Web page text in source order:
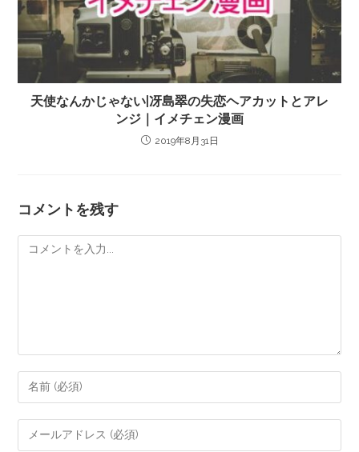
天使なんかじゃない|冴島翠の失恋ヘアカットとアレ
ンジ｜イメチェン漫画
2019年8月31日
コメントを残す